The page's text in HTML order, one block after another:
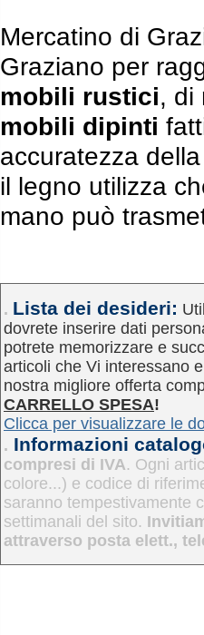
Mercatino di
Graziano per
mobili rustici, di
mobili dipinti
accuratezza
il legno utilizza
mano può
. Lista dei desideri:
dovrete inserire dati
potrete memorizzare e
articoli che Vi interessano
nostra migliore offerta
CARRELLO SPESA!
Clicca per visualizzare le
. Informazioni
compresi di IVA. Ogni
colore...) e codice di
saranno tempestivamente
settimanali del sito.
attraverso posta elett.,